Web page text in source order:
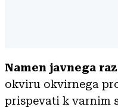
Namen javnega
okviru okvirnega
prispevati k varnim